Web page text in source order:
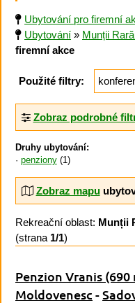
Ubytování pro firemní
Ubytování » Munții
firemní akce
Použité filtry:
Zobraz podrobné
Druhy ubytování:
penziony(1)
Zobraz mapu
Rekreační oblast: Munții
(strana 1/1)
Penzion Vranis (690
Moldovenesc -